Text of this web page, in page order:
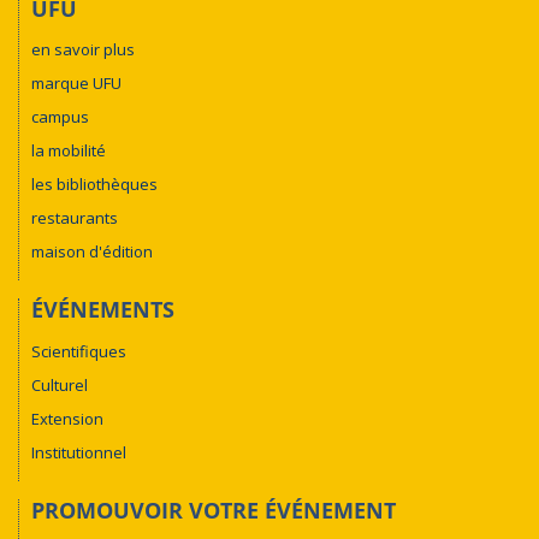
UFU
en savoir plus
marque UFU
campus
la mobilité
les bibliothèques
restaurants
maison d'édition
ÉVÉNEMENTS
Scientifiques
Culturel
Extension
Institutionnel
PROMOUVOIR VOTRE ÉVÉNEMENT